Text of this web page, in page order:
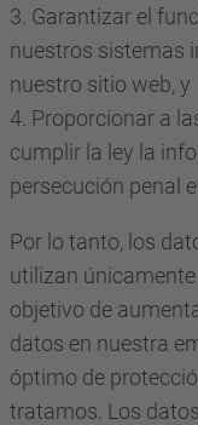
3. Garantizar el
nuestros sistemas
nuestro sitio web, y
4. Proporcionar a
cumplir la ley la
persecución penal
Por lo tanto, los
utilizan
objetivo de
datos en nuestra
óptimo de
tratamos. Los